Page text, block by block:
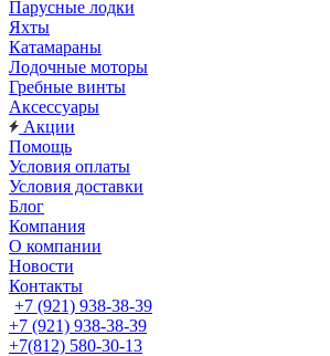
Парусные лодки
Яхты
Катамараны
Лодочные моторы
Гребные винты
Аксессуары
Акции
Помощь
Условия оплаты
Условия доставки
Блог
Компания
О компании
Новости
Контакты
+7 (921) 938-38-39
+7 (921) 938-38-39
+7(812) 580-30-13